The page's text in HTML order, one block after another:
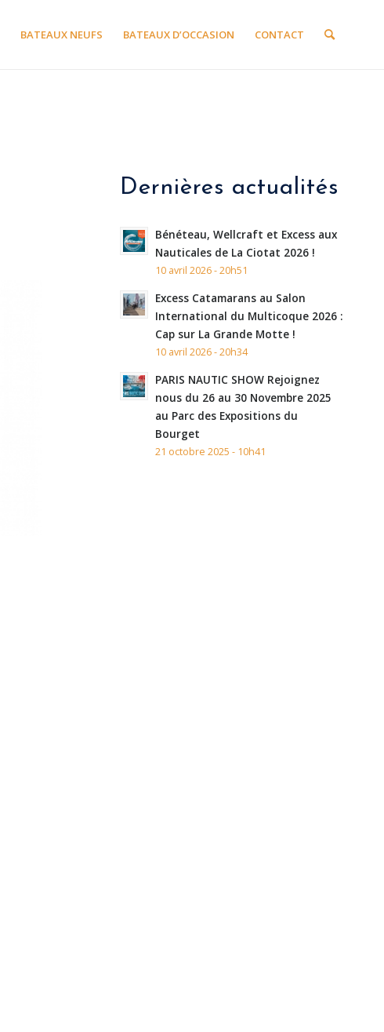
BATEAUX NEUFS BATEAUX D’OCCASION CONTACT
Dernières actualités
Bénéteau, Wellcraft et Excess aux
Nauticales de La Ciotat 2026 !
10 avril 2026 - 20h51
Excess Catamarans au Salon
International du Multicoque 2026 :
Cap sur La Grande Motte !
10 avril 2026 - 20h34
PARIS NAUTIC SHOW Rejoignez
nous du 26 au 30 Novembre 2025
au Parc des Expositions du
Bourget
21 octobre 2025 - 10h41